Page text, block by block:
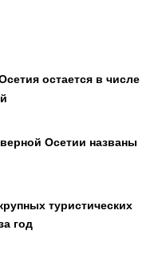
остается в числе
Осетии названы
туристических
год